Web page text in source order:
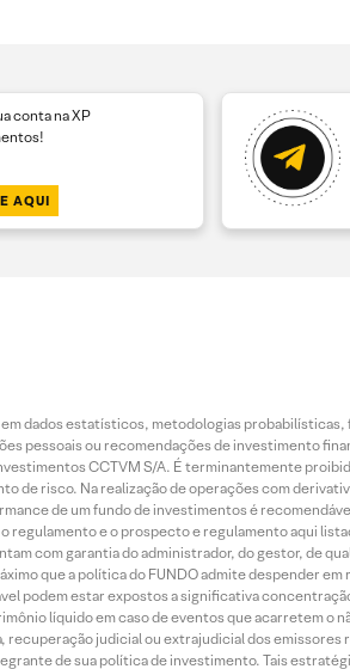
conta na XP
AQUI
dados estatísticos, metodologias
pessoais ou recomendações de investimento
CCTVM S/A. É terminantemente
de risco. Na realização de operações com
de um fundo de investimentos é
regulamento e o prospecto e regulamento aqui
com garantia do administrador, do gestor, de
que a política do FUNDO admite despender
podem estar expostos a significativa
líquido em caso de eventos que acarretem o
judicial ou extrajudicial dos emissores
de sua política de investimento. Tais